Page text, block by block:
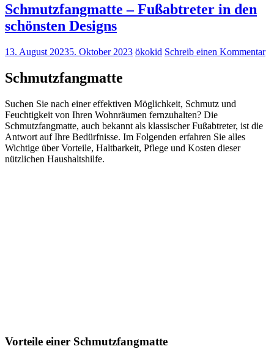
Schmutzfangmatte – Fußabtreter in den
schönsten Designs
13. August 20235. Oktober 2023 ökokid Schreib einen Kommentar
Schmutzfangmatte
Suchen Sie nach einer effektiven Möglichkeit, Schmutz und
Feuchtigkeit von Ihren Wohnräumen fernzuhalten? Die
Schmutzfangmatte, auch bekannt als klassischer Fußabtreter, ist die
Antwort auf Ihre Bedürfnisse. Im Folgenden erfahren Sie alles
Wichtige über Vorteile, Haltbarkeit, Pflege und Kosten dieser
nützlichen Haushaltshilfe.
Vorteile einer Schmutzfangmatte